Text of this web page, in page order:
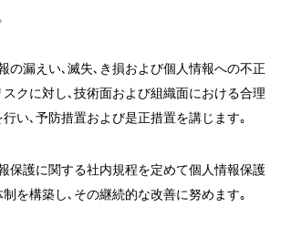
の漏えい､滅失､き損および個人情報への不正
クに対し､技術面および組織面における合理
い､予防措置および是正措置を講じます｡
保護に関する社内規程を定めて個人情報保護
を構築し､その継続的な改善に努めます｡